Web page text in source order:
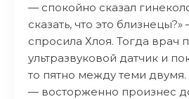
— спокойно сказал
сказать, что это
спросила Хлоя. Тогда врач
ультразвуковой датчик и
то пятно между теми двумя.
— восторженно произнес